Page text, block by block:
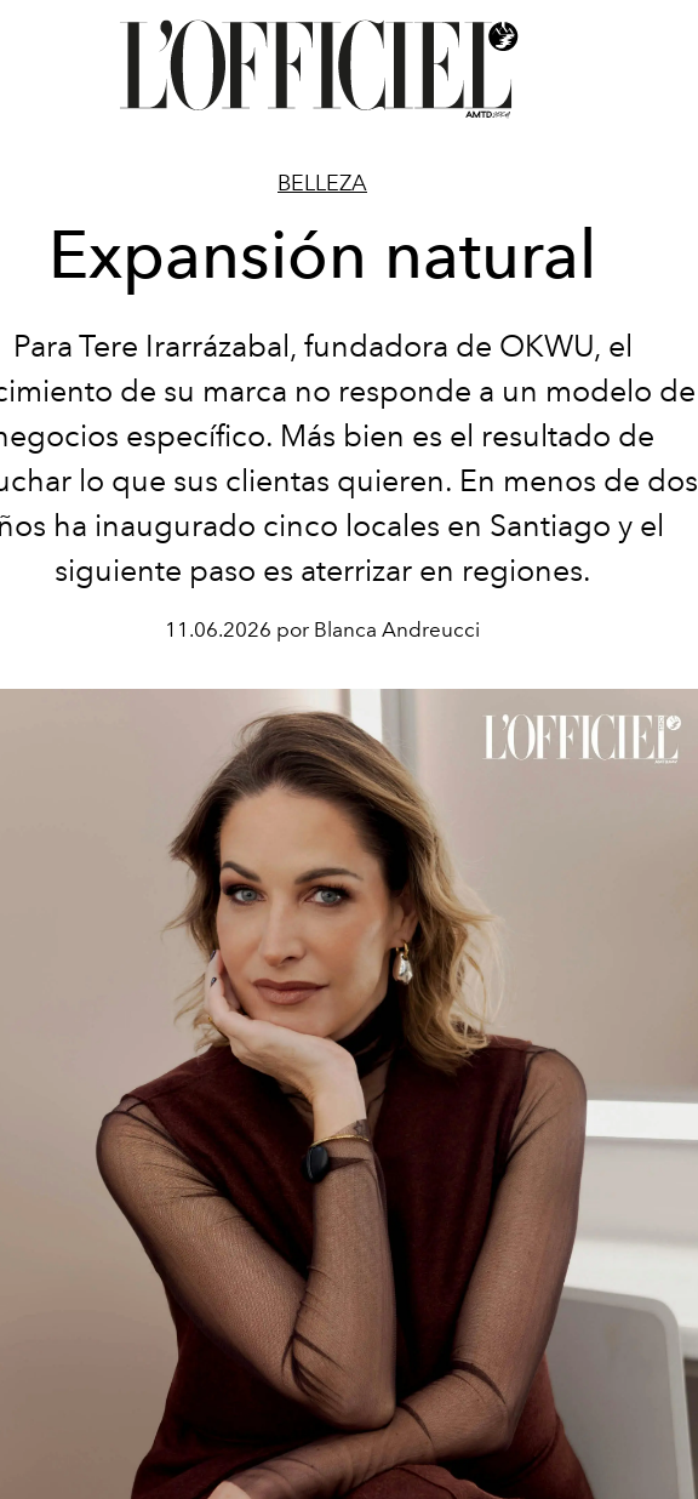
BELLEZA
Expansión natural
Para Tere Irarrázabal, fundadora de OKWU, el
de su marca no responde a un modelo de
específico. Más bien es el resultado de
lo que sus clientas quieren. En menos de dos
ha inaugurado cinco locales en Santiago y el
siguiente paso es aterrizar en regiones.
11.06.2026 por Blanca Andreucci